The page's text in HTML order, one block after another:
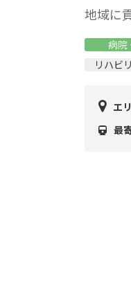
地域に
病院
リハビ
エ
最